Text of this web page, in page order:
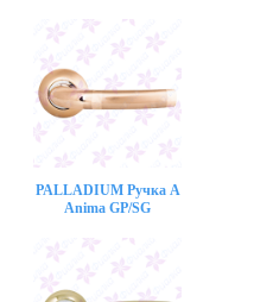
PALLADIUM Ручка A
Anima GP/SG